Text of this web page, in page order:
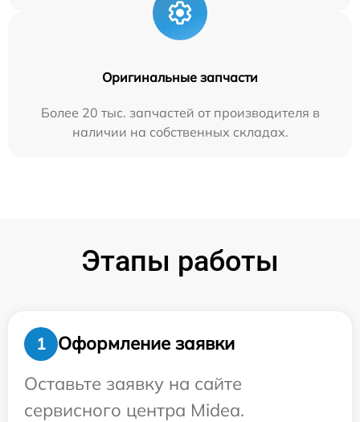
Оригинальные запчасти
Более 20 тыс. запчастей от производителя в
наличии на собственных складах.
Этапы работы
1
Оформление заявки
Оставьте заявку на сайте
сервисного центра Midea.